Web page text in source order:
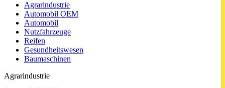
Agrarindustrie
Automobil OEM
Automobil
Nutzfahrzeuge
Reifen
Gesund­heits­wesen
Baumaschinen
Agrarindustrie